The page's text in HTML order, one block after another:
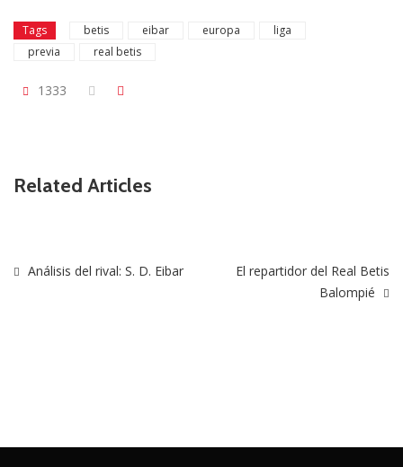
Tags betis eibar europa
liga
previa
real betis
1333
Related Articles
Análisis del rival: S. D. Eibar
El repartidor del Real Betis
Balompié